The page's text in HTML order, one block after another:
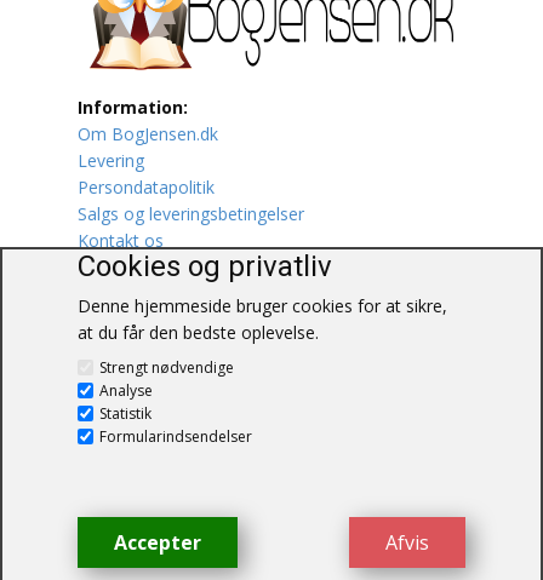
Lokalhistorie / Topografi
Lystfiskeri
Mad
Musik
Mytologi / Sagn / Sagaer
Naturen
Oldtidskundskab
Information:
Om BogJensen.dk
Levering
Persondatapolitik
Salgs og leveringsbetingelser
Kontakt os
Blåkærvej 25
6052 Viuf
Tlf.:60703190
© BogJensen.dk – Alle rettigheder
forbeholdes.
Cookies og privatliv
Denne hjemmeside bruger cookies for at sikre,
at du får den bedste oplevelse.
Strengt nødvendige
Analyse
Statistik
Formularindsendelser
Afvis
Accepter